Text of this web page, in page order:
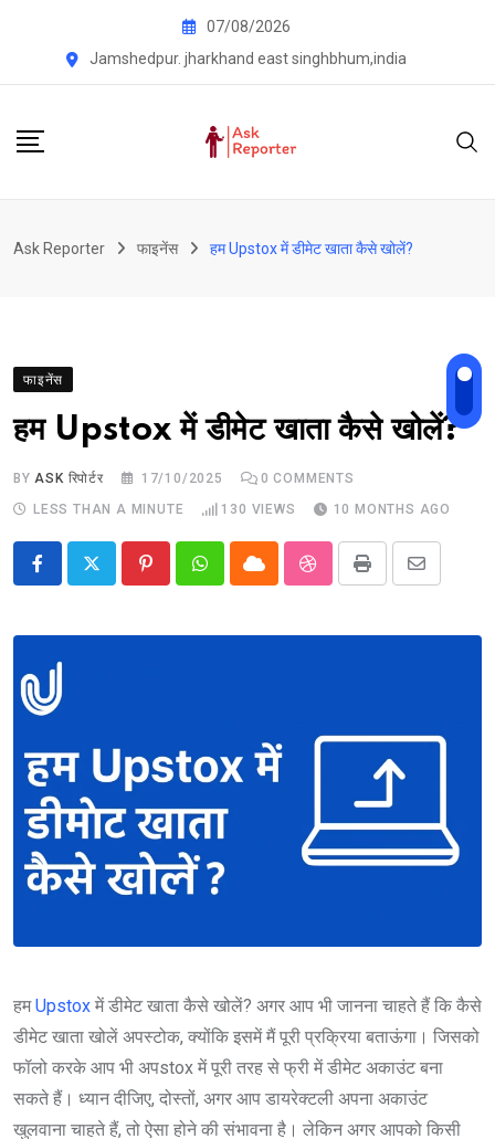
07/08/2026
Jamshedpur. jharkhand east singhbhum,india
Ask Reporter फाइनेंस हम Upstox में डीमेट खाता कैसे खोलें?
फाइनेंस
हम Upstox में डीमेट खाता कैसे खोलें?
BY ASK रिपोर्टर 17/10/2025 0 COMMENTS
LESS THAN A MINUTE
130 VIEWS 10 MONTHS AGO
PinterestWhatsappCloud StumbleUpon
Print
Share
Email
हमUpstox में डीमेट खाता कैसे खोलें? अगर आप भी जानना चाहते हैं कि कैसे
डीमेट खाता खोलें अपस्टोक, क्योंकि इसमें मैं पूरी प्रक्रिया बताऊंगा। जिसको
फॉलो करके आप भी अपstox में पूरी तरह से फ्री में डीमेट अकाउंट बना
सकते हैं। ध्यान दीजिए, दोस्तों, अगर आप डायरेक्टली अपना अकाउंट
खुलवाना चाहते हैं, तो ऐसा होने की संभावना है। लेकिन अगर आपको किसी